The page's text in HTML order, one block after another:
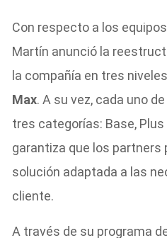
Con respecto a los
Martín anunció la
la compañía en tres
Max. A su vez, cada uno
tres categorías: Base, Plus
garantiza que los partners
solución adaptada a las
cliente.
A través de su programa